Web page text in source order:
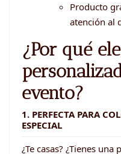
Producto
atención al
¿Por qué
evento?
1. PERFECTA PARA
ESPECIAL
¿Te casas? ¿Tienes